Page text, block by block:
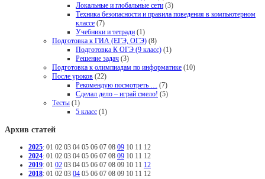
Локальные и глобальные сети (3)
Техника безопасности и правила поведения в компьютерном
классе (7)
Учебники и тетради (1)
Подготовка к ГИА (ЕГЭ, ОГЭ) (8)
Подготовка К ОГЭ (9 класс) (1)
Решение задач (3)
Подготовка к олимпиадам по информатике (10)
После уроков (22)
Рекомендую посмотреть …
(7)
Сделал дело – играй смело! (5)
Тесты (1)
5 класс (1)
Архив статей
2025: 01 02 03 04 05 06 07 08 09 10 11 12
2024: 01 02 03 04 05 06 07 08 09 10 11 12
2019: 01 02 03 04 05 06 07 08 09 10 11 12
2018: 01 02 03 04 05 06 07 08 09 10 11 12